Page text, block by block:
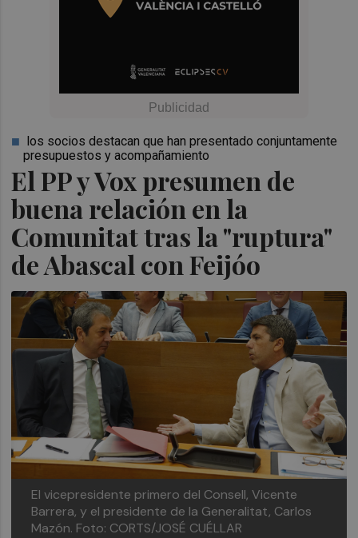
El PP y Vox presumen de
buena relación en la
Comunitat tras la "ruptura"
de Abascal con Feijóo
los socios destacan que han presentado conjuntamente
presupuestos y acompañamiento
El vicepresidente primero del Consell, Vicente
Barrera, y el presidente de la Generalitat, Carlos
Mazón. Foto: CORTS/JOSÉ CUÉLLAR